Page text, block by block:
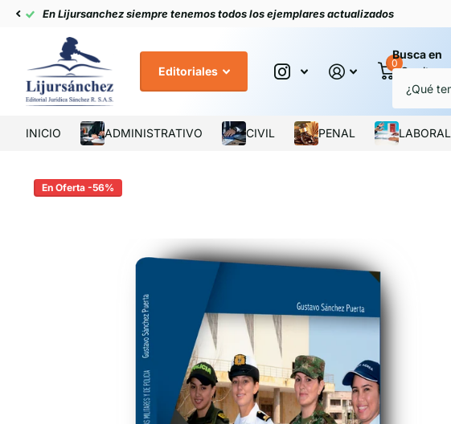
En Lijursanchez siempre tenemos todos los ejemplares actualizados
Editoriales
Busca en
0
Carrito
INICIO ADMINISTRATIVO CIVIL PENAL LABORAL
En Oferta -56%